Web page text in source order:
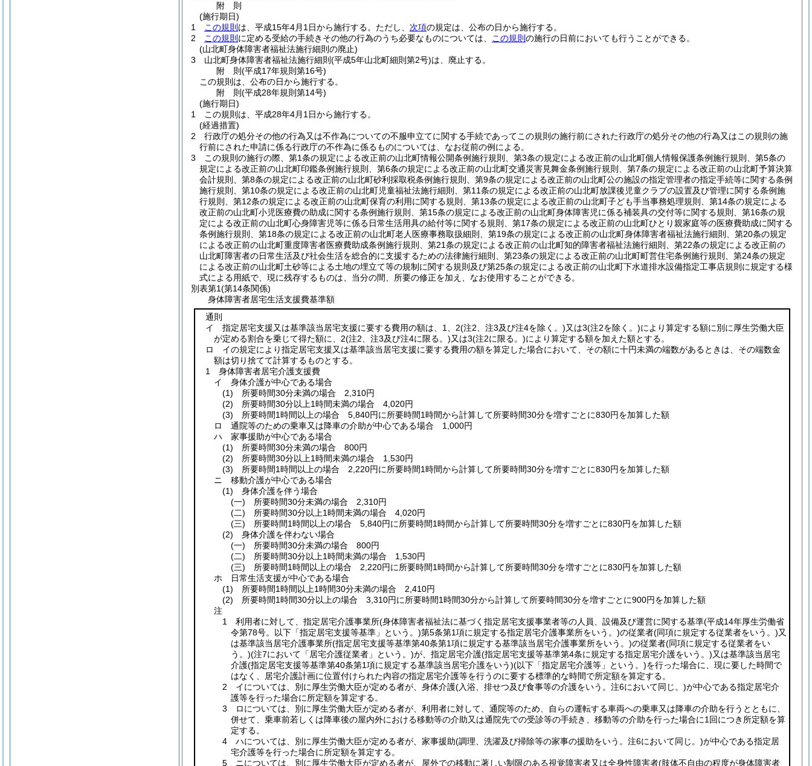
附 則
(施行期日)
1
この規則 は、平成15年4月1日から施行する。 ただし、 次項の規定は、公布の日から施行する。
2
この規則 に定める受給の手続きその他の行為のうち必要なものについては、 この規則 の施行の日前においても行うことができる。
(山北町身体障害者福祉法施行細則の廃止)
3
山北町身体障害者福祉法施行細則 (平成5年山北町細則第2号)は、廃止する。
附 則(平成17年規則第16号)
この規則は、公布の日から施行する。
附 則(平成28年規則第14号)
(施行期日)
1
この規則は、平成28年4月1日から施行する。
(経過措置)
2
行政庁の処分その他の行為又は不作為についての不服申立てに関する手続であってこの規則の施行前にされた行政庁の処分その他の行為又はこの規則の施
行前にされた申請に係る行政庁の不作為に係るものについては、なお従前の例による。
3
この規則の施行の際、第1条の規定による改正前の山北町情報公開条例施行規則、第3条の規定による改正前の山北町個人情報保護条例施行規則、第5条の
規定による改正前の山北町印鑑条例施行規則、第6条の規定による改正前の山北町交通災害見舞金条例施行規則、第7条の規定による改正前の山北町予算決算
会計規則、第8条の規定による改正前の山北町砂利採取税条例施行規則、第9条の規定による改正前の山北町公の施設の指定管理者の指定手続等に関する条例
施行規則、第10条の規定による改正前の山北町児童福祉法施行細則、第11条の規定による改正前の山北町放課後児童クラブの設置及び管理に関する条例施
行規則、第12条の規定による改正前の山北町保育の利用に関する規則、第13条の規定による改正前の山北町子ども手当事務処理規則、第14条の規定による
改正前の山北町小児医療費の助成に関する条例施行規則、第15条の規定による改正前の山北町身体障害児に係る補装具の交付等に関する規則、第16条の規
定による改正前の山北町心身障害児等に係る日常生活用具の給付等に関する規則、第17条の規定による改正前の山北町ひとり親家庭等の医療費助成に関する
条例施行規則、第18条の規定による改正前の山北町老人医療事務取扱細則、第19条の規定による改正前の山北町身体障害者福祉法施行細則、第20条の規定
による改正前の山北町重度障害者医療費助成条例施行規則、第21条の規定による改正前の山北町知的障害者福祉法施行細則、第22条の規定による改正前の
山北町障害者の日常生活及び社会生活を総合的に支援するための法律施行細則、第23条の規定による改正前の山北町町営住宅条例施行規則、第24条の規定
による改正前の山北町土砂等による土地の埋立て等の規制に関する規則及び第25条の規定による改正前の山北町下水道排水設備指定工事店規則に規定する様
式による用紙で、現に残存するものは、当分の間、所要の修正を加え、なお使用することができる。
別表第1(第14条関係)
身体障害者居宅生活支援費基準額
通則
イ 指定居宅支援又は基準該当居宅支援に要する費用の額は、1、2(注2、注3及び注4を除く。)又は3(注2を除く。)により算定する額に別に厚生労働大臣
が定める割合を乗じて得た額に、2(注2、注3及び注4に限る。)又は3(注2に限る。)により算定する額を加えた額とする。
ロ イの規定により指定居宅支援又は基準該当居宅支援に要する費用の額を算定した場合において、その額に十円未満の端数があるときは、その端数金
額は切り捨てて計算するものとする。
1 身体障害者居宅介護支援費
イ 身体介護が中心である場合
(1) 所要時間30分未満の場合 2,310円
(2) 所要時間30分以上1時間未満の場合 4,020円
(3) 所要時間1時間以上の場合 5,840円に所要時間1時間から計算して所要時間30分を増すごとに830円を加算した額
ロ 通院等のための乗車又は降車の介助が中心である場合 1,000円
ハ 家事援助が中心である場合
(1) 所要時間30分未満の場合 800円
(2) 所要時間30分以上1時間未満の場合 1,530円
(3) 所要時間1時間以上の場合 2,220円に所要時間1時間から計算して所要時間30分を増すごとに830円を加算した額
ニ 移動介護が中心である場合
(1) 身体介護を伴う場合
(一) 所要時間30分未満の場合 2,310円
(二) 所要時間30分以上1時間未満の場合 4,020円
(三) 所要時間1時間以上の場合 5,840円に所要時間1時間から計算して所要時間30分を増すごとに830円を加算した額
(2) 身体介護を伴わない場合
(一) 所要時間30分未満の場合 800円
(二) 所要時間30分以上1時間未満の場合 1,530円
(三) 所要時間1時間以上の場合 2,220円に所要時間1時間から計算して所要時間30分を増すごとに830円を加算した額
ホ 日常生活支援が中心である場合
(1) 所要時間1時間以上1時間30分未満の場合 2,410円
(2) 所要時間1時間30分以上の場合 3,310円に所要時間1時間30分から計算して所要時間30分を増すごとに900円を加算した額
注
1 利用者に対して、指定居宅介護事業所(身体障害者福祉法に基づく指定居宅支援事業者等の人員、設備及び運営に関する基準(平成14年厚生労働省
令第78号。以下「指定居宅支援等基準」という。)第5条第1項に規定する指定居宅介護事業所をいう。)の従業者(同項に規定する従業者をいう。)又
は基準該当居宅介護事業所(指定居宅支援等基準第40条第1項に規定する基準該当居宅介護事業所をいう。)の従業者(同項に規定する従業者をい
う。)(注7において「居宅介護従業者」という。)が、指定居宅介護(指定居宅支援等基準第4条に規定する指定居宅介護をいう。)又は基準該当居宅
介護(指定居宅支援等基準第40条第1項に規定する基準該当居宅介護をいう)(以下「指定居宅介護等」という。)を行った場合に、現に要した時間で
はなく、居宅介護計画に位置付けられた内容の指定居宅介護等を行うのに要する標準的な時間で所定額を算定する。
2 イについては、別に厚生労働大臣が定める者が、身体介護(入浴、排せつ及び食事等の介護をいう。注6において同じ。)が中心である指定居宅介
護等を行った場合に所定額を算定する。
3 ロについては、別に厚生労働大臣が定める者が、利用者に対して、通院等のため、自らの運転する車両への乗車又は降車の介助を行うとともに、
併せて、乗車前若しくは降車後の屋内外における移動等の介助又は通院先での受診等の手続き、移動等の介助を行った場合に1回につき所定額を算
定する。
4 ハについては、別に厚生労働大臣が定める者が、家事援助(調理、洗濯及び掃除等の家事の援助をいう。注6において同じ。)が中心である指定居
宅介護等を行った場合に所定額を算定する。
5 ニについては、別に厚生労働大臣が定める者が、屋外での移動に著しい制限のある視覚障害者又は全身性障害者(肢体不自由の程度が身体障害者